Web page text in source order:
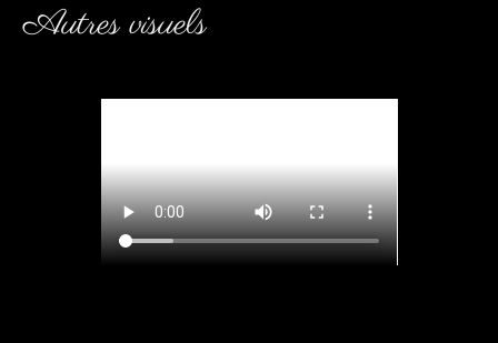
Autres visuels